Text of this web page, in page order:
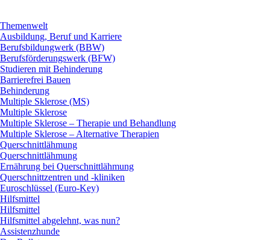
Themenwelt
Ausbildung, Beruf und Karriere
Berufsbildungwerk (BBW)
Berufsförderungswerk (BFW)
Studieren mit Behinderung
Barrierefrei Bauen
Behinderung
Multiple Sklerose (MS)
Multiple Sklerose
Multiple Sklerose – Therapie und Behandlung
Multiple Sklerose – Alternative Therapien
Querschnittlähmung
Querschnittlähmung
Ernährung bei Querschnittlähmung
Querschnittzentren und -kliniken
Euroschlüssel (Euro-Key)
Hilfsmittel
Hilfsmittel
Hilfsmittel abgelehnt, was nun?
Assistenzhunde